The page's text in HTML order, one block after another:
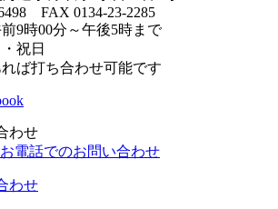
FAX 0134-23-2285
9時00分～午後5時まで
祝日
ば打ち合わせ可能です
わせ
お電話でのお問い合わせ
わせ